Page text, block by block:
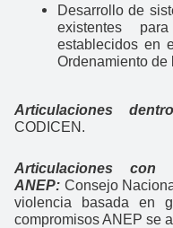
Desarrollo de
existentes
establecidos en
Ordenamiento de
Articulaciones
CODICEN.
Articulaciones
ANEP: Consejo
violencia basada en
compromisos ANEP se